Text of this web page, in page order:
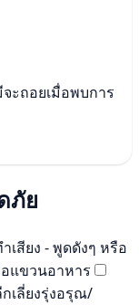
ะถอยเมื่อพบการ
ภัย
เสียง - พูดดังๆ หรือ
แขวนอาหาร
เลี่ยงรุ่งอรุณ/